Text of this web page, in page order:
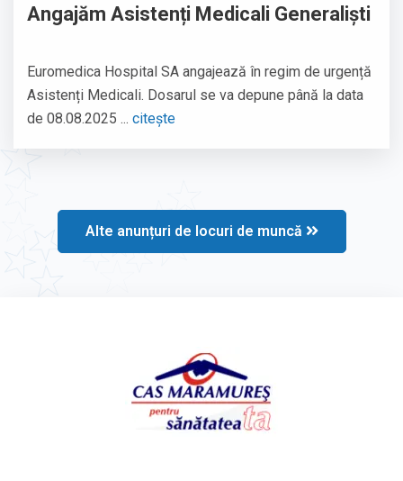
Angajăm Asistenți Medicali Generaliști
Euromedica Hospital SA angajează în regim de urgență
Asistenți Medicali. Dosarul se va depune până la data
de 08.08.2025 ... citește
Alte anunțuri de locuri de muncă